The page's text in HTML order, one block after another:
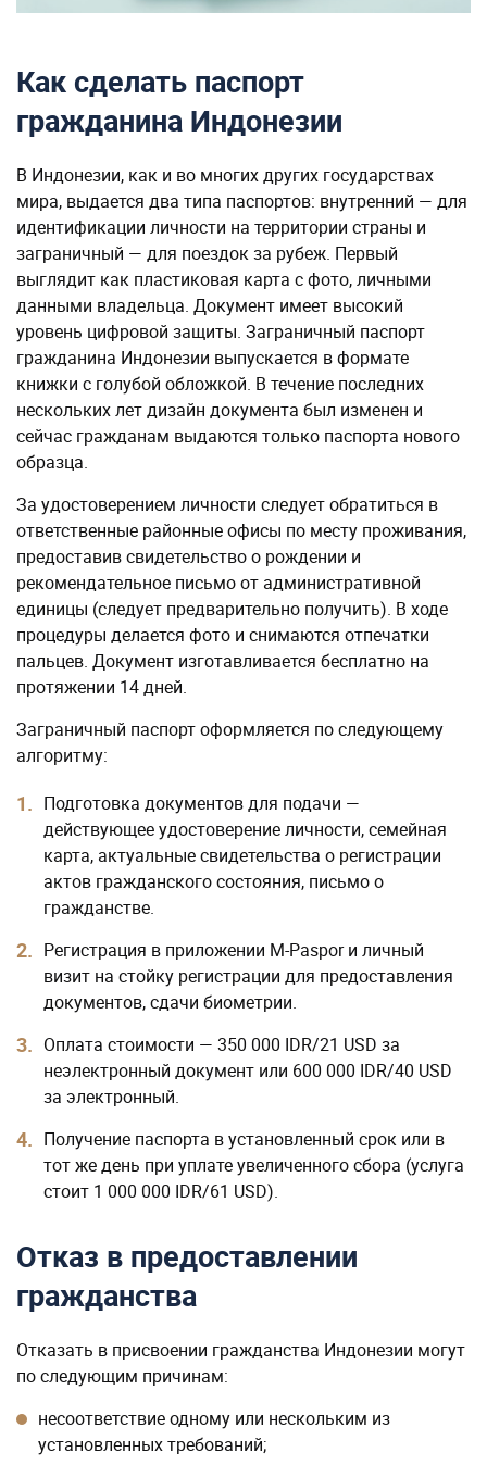
Как сделать паспорт
гражданина Индонезии
В Индонезии, как и во многих других государствах
мира, выдается два типа паспортов: внутренний — для
идентификации личности на территории страны и
заграничный — для поездок за рубеж. Первый
выглядит как пластиковая карта с фото, личными
данными владельца. Документ имеет высокий
уровень цифровой защиты. Заграничный паспорт
гражданина Индонезии выпускается в формате
книжки с голубой обложкой. В течение последних
нескольких лет дизайн документа был изменен и
сейчас гражданам выдаются только паспорта нового
образца.
За удостоверением личности следует обратиться в
ответственные районные офисы по месту проживания,
предоставив свидетельство о рождении и
рекомендательное письмо от административной
единицы (следует предварительно получить). В ходе
процедуры делается фото и снимаются отпечатки
пальцев. Документ изготавливается бесплатно на
протяжении 14 дней.
Заграничный паспорт оформляется по следующему
алгоритму:
Подготовка документов для подачи —
действующее удостоверение личности, семейная
карта, актуальные свидетельства о регистрации
актов гражданского состояния, письмо о
гражданстве.
Регистрация в приложении M-Paspor и личный
визит на стойку регистрации для предоставления
документов, сдачи биометрии.
Оплата стоимости — 350 000 IDR/21 USD за
неэлектронный документ или 600 000 IDR/40 USD
за электронный.
Получение паспорта в установленный срок или в
тот же день при уплате увеличенного сбора (услуга
стоит 1 000 000 IDR/61 USD).
Отказ в предоставлении
гражданства
Отказать в присвоении гражданства Индонезии могут
по следующим причинам:
несоответствие одному или нескольким из
установленных требований;